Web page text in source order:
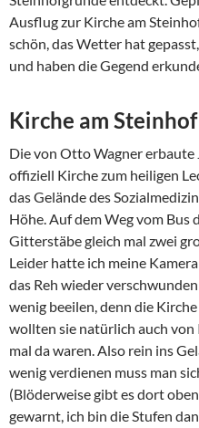
Ausflug zur Kirche am
schön, das Wetter hat
und haben die Gegend
Kirche am Steinhof
Die von Otto Wagner erbaute
offiziell Kirche zum heiligen
das Gelände des
Höhe. Auf dem Weg vom
Gitterstäbe gleich mal zwei
Leider hatte ich meine
das Reh wieder
wenig beeilen, denn die
wollten sie natürlich auch von
mal da waren. Also rein ins
wenig verdienen muss man
(Blöderweise gibt es dort
gewarnt, ich bin die Stufen